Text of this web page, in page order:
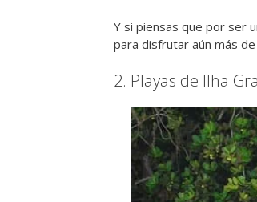
Y si piensas que por ser
para disfrutar aún más de
2. Playas de Ilha